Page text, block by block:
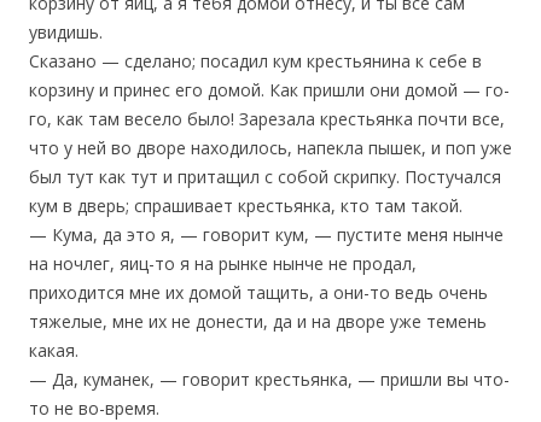
увидишь.
Сказано — сделано; посадил кум крестьянина к себе в
корзину и принес его домой. Как пришли они домой — го-
го, как там весело было! Зарезала крестьянка почти все,
что у ней во дворе находилось, напекла пышек, и поп уже
был тут как тут и притащил с собой скрипку. Постучался
кум в дверь; спрашивает крестьянка, кто там такой.
— Кума, да это я, — говорит кум, — пустите меня нынче
на ночлег, яиц-то я на рынке нынче не продал,
приходится мне их домой тащить, а они-то ведь очень
тяжелые, мне их не донести, да и на дворе уже темень
какая.
— Да, куманек, — говорит крестьянка, — пришли вы что-
то не во-время.